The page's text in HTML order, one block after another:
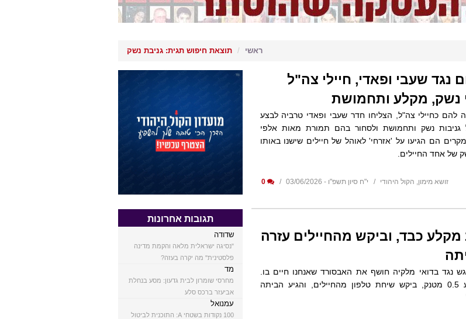
ראשי תוצאת חיפוש תגית: גניבת נשק
נגד שעבי ופאדי, חיילי צה"ל
נשק, מקלע ותחמושת
להם כחיילי צה"ל, הצליחו חדר שעבי ופאדי טרביה לבצע
גניבות נשק ותחמושת ולסחור בהם תמורת מאות אלפי
הם הגיעו על 'אזרחי' לאוהל של חיילים שישנו באותו
של אחד החיילים.
זושא מימון, הקול היהודי י"ח סיון תשפ"ו - 03/06/2026 0
מקלע כבד, וביקש מהחיילים עזרה
נגד בדואי מלקיה חושף את האבסורד שאנחנו חיים בו.
בדואי גנב מקלע 0.5 מטנק, ביקש שיחת טלפון מהחיילים, והגיע הביתה
תגובות אחרונות
שדודה
"נסיגה ישראלית מלאה והקמת מדינה
פלסטינית" מה יקרה בעזה?
מד
מחרסי שומרון לבית גדעון: מסע בנחלת
אביעזר ברכס סלע
עמנואל
100 נקודות בשטחי A: התוכנית לביטול